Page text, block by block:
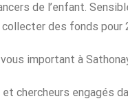
de l’enfant.
des fonds pour
important à
chercheurs engagés